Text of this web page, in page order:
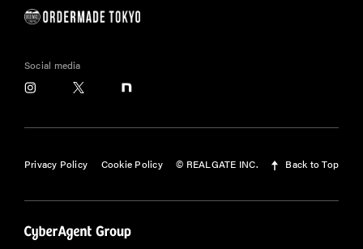
Social media
Privacy Policy Cookie Policy © REALGATE INC. Back to Top